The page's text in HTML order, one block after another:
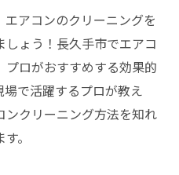
アコンのクリーニングを
ょう！長久手市でエアコ
ロがおすすめする効果的
で活躍するプロが教え
ンクリーニング方法を知れ
。